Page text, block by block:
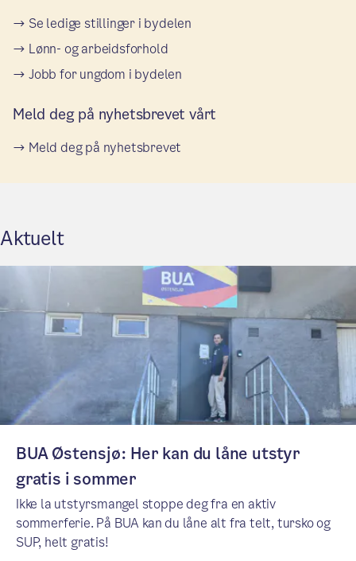
Se ledige stillinger i bydelen
Lønn- og arbeidsforhold
Jobb for ungdom i bydelen
Meld deg på nyhetsbrevet vårt
Meld deg på nyhetsbrevet
Aktuelt
BUA Østensjø: Her kan du låne utstyr
gratis i sommer
Ikke la utstyrsmangel stoppe deg fra en aktiv
sommerferie. På BUA kan du låne alt fra telt, tursko og
SUP, helt gratis!